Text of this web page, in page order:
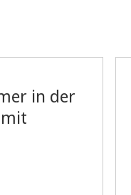
in der